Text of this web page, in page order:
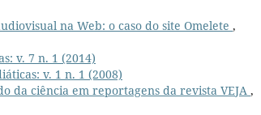
na Web: o caso do site Omelete ,
v. 7 n. 1 (2014)
v. 1 n. 1 (2008)
da ciência em reportagens da revista VEJA ,